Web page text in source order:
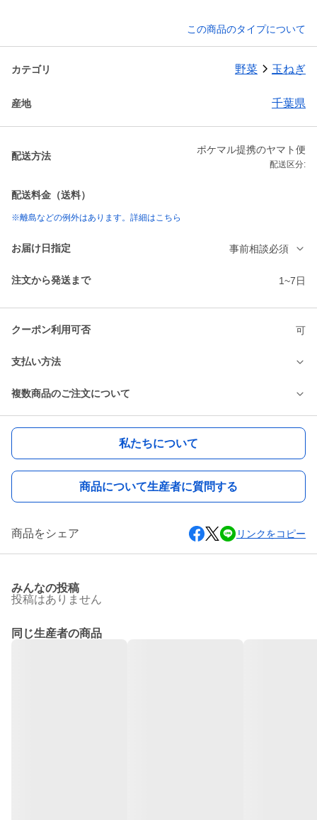
この商品のタイプについて
カテゴリ 野菜 玉ねぎ
産地 千葉県
配送方法
ポケマル提携のヤマト便
配送区分:
配送料金（送料）
※離島などの例外はあります。詳細はこちら
お届け日指定 事前相談必須
注文から発送まで 1~7日
クーポン利用可否 可
支払い方法
複数商品のご注文について
私たちについて
商品について生産者に質問する
商品をシェア リンクをコピー
みんなの投稿
投稿はありません
同じ生産者の商品